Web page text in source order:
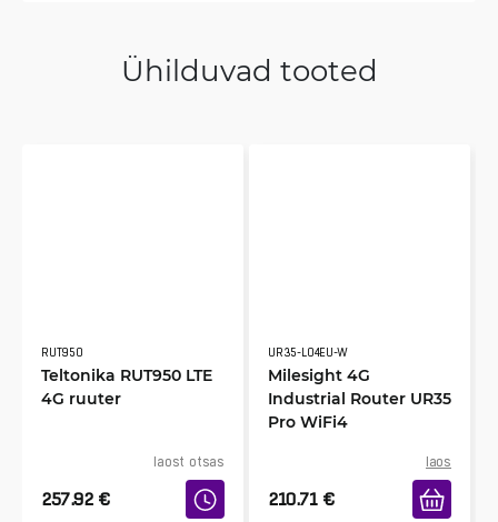
Ühilduvad tooted
RUT950
Teltonika RUT950 LTE
4G ruuter
laost otsas
257.92 €
UR35-L04EU-W
Milesight 4G
Industrial Router UR35
Pro WiFi4
laos
210.71 €